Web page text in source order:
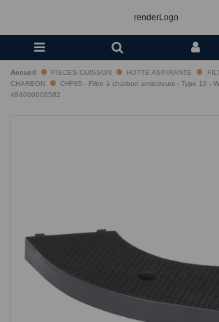
renderLogo
Accueil PIECES CUISSON HOTTE ASPIRANTE
CHARBON
CHF85 - Filtre à charbon antiodeurs - Type 10 -
484000008582